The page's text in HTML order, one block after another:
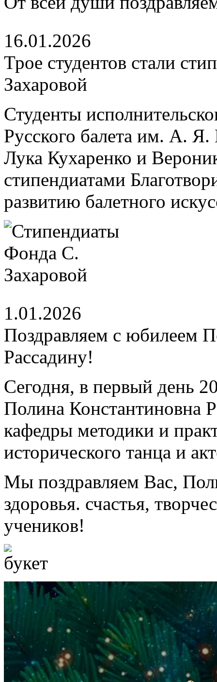
16.01.2026
Трое студентов стали
Захаровой
Студенты
Русского балета им. А.
Лука Кухаренко и
стипендиатами
развитию балетного
1.01.2026
Поздравляем с юбилеем
Рассадину!
Сегодня, в первый день
Полина Константиновна
кафедры методики и
исторического танца и
Мы поздравляем Вас,
здоровья. счастья,
учеников!